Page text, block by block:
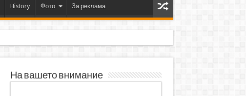
History Фото За реклама
На вашето внимание